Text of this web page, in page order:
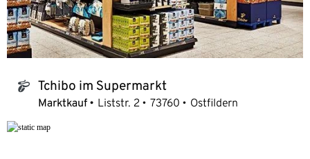
tchibo_logo Tchibo im Supermarkt
Marktkauf Liststr. 2 73760 Ostfildern